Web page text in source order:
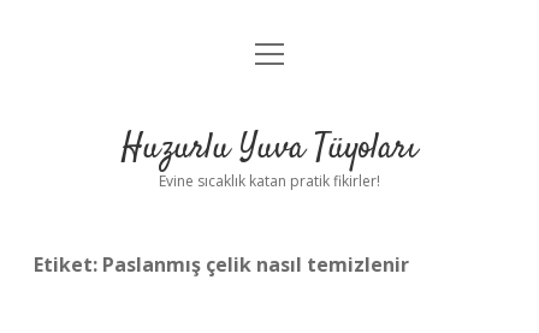
Anasayfa
Yasal Uyarı
menüyü
Huzurlu Yuva Tüyoları
Evine sıcaklık katan pratik fikirler!
Etiket: Paslanmış çelik nasıl temizlenir